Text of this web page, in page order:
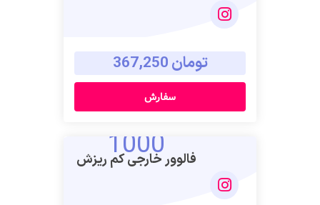
تومان 367,250
سفارش
1000
فالوور خارجی کم ریزش